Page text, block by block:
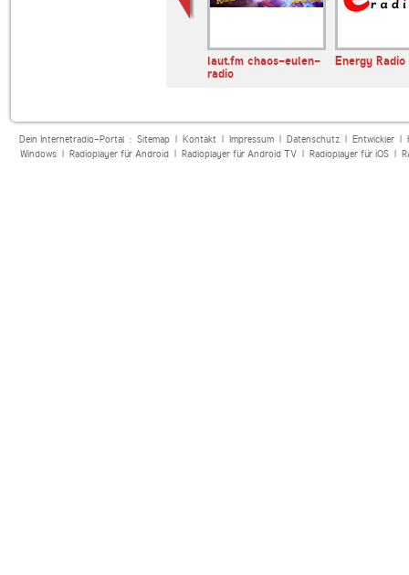
laut.fm chaos-eulen-
radio
Energy
Dein Internetradio-Portal : Sitemap| Kontakt| Impressum| Datenschutz| Entwickler|
Windows| Radioplayer für Android| Radioplayer für Android TV| Radioplayer für iOS|